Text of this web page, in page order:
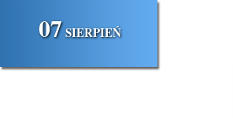
07SIERPIEŃ